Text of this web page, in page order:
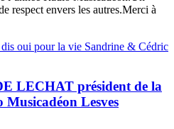
respect envers les autres.Merci à
dis oui pour la vie Sandrine & Cédric
LECHAT président de la
Musicadéon Lesves